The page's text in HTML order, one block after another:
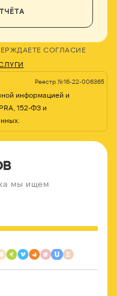
СОГЛАСИЕ
Реестр №16-22-006365
информацией и
152-ФЗ и
мы ищем